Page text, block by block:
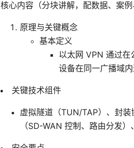
核心内容（分块讲解，配数据、案例
原理与关键概念
基本定义
以太网 VPN 通过在
设备在同一广播域内
关键技术组件
虚拟隧道（TUN/TAP）、封
（SD-WAN 控制、路由分发